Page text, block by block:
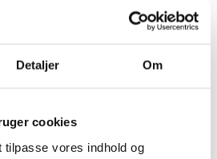
Detaljer Om
cookies
vores indhold og
entwickelt. Heute
erfolgreiche Praxis